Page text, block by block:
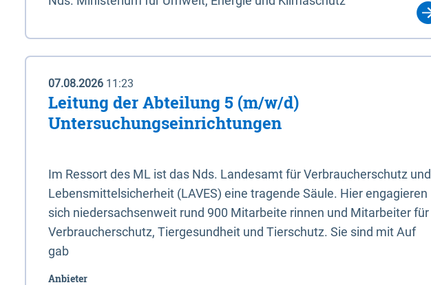
07.08.2026 11:23
Leitung der Abteilung 5 (m/w/d)
Untersuchungseinrichtungen
Im Ressort des ML ist das Nds. Landesamt für Verbraucherschutz und
Lebensmittelsicherheit (LAVES) eine tragende Säule. Hier engagieren
sich niedersachsenweit rund 900 Mitarbeite rinnen und Mitarbeiter für
Verbraucherschutz, Tiergesundheit und Tierschutz. Sie sind mit Auf
gab
Anbieter